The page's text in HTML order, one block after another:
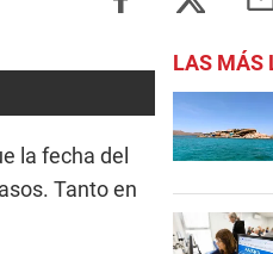
la fecha del
Tanto en
LAS MÁS